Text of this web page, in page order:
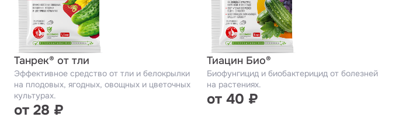
Танрек® от тли
Эффективное средство от тли и белокрылки
на плодовых, ягодных, овощных и цветочных
культурах.
от 28 ₽
Тиацин Био®
Биофунгицид и биобактерицид от болезней
на растениях.
от 40 ₽